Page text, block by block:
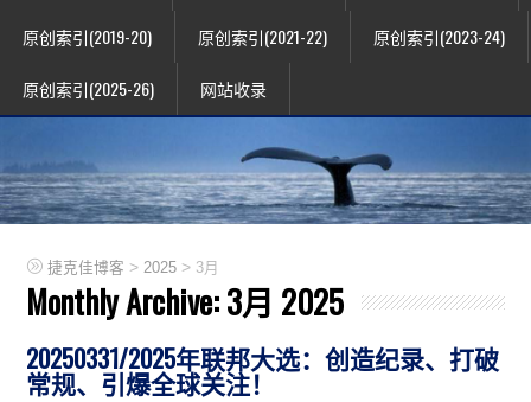
原创索引(2019-20) 原创索引(2021-22) 原创索引(2023-24)
原创索引(2025-26) 网站收录
捷克佳博客 > 2025 > 3月
Monthly Archive:3月 2025
20250331/2025年联邦大选：创造纪录、打破
常规、引爆全球关注！